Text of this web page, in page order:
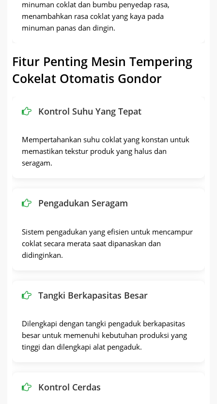
minuman coklat dan bumbu penyedap rasa,
menambahkan rasa coklat yang kaya pada
minuman panas dan dingin.
Fitur Penting Mesin Tempering
Cokelat Otomatis Gondor
Kontrol Suhu Yang Tepat
Mempertahankan suhu coklat yang konstan untuk
memastikan tekstur produk yang halus dan
seragam.
Pengadukan Seragam
Sistem pengadukan yang efisien untuk mencampur
coklat secara merata saat dipanaskan dan
didinginkan.
Tangki Berkapasitas Besar
Dilengkapi dengan tangki pengaduk berkapasitas
besar untuk memenuhi kebutuhan produksi yang
tinggi dan dilengkapi alat pengaduk.
Kontrol Cerdas